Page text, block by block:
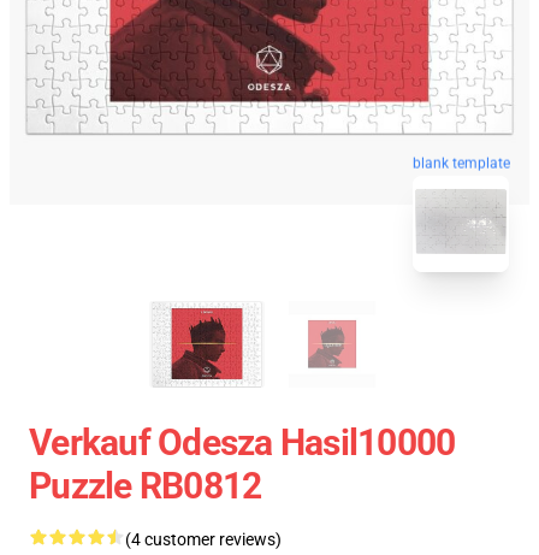
blank template
Verkauf Odesza Hasil10000
Puzzle RB0812
(4 customer reviews)